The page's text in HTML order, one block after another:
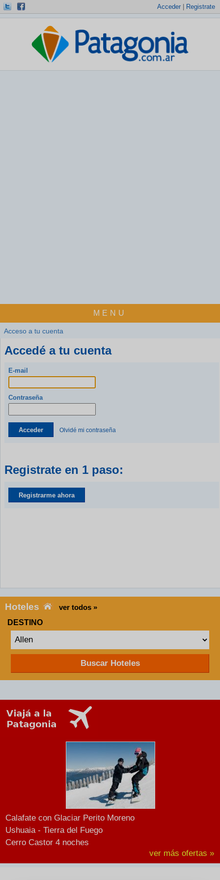
Acceder Registrate
MENU
Acceso a tu cuenta
Accedé a tu cuenta
E-mail
Contraseña
Acceder Olvidé mi contraseña
Registrate en 1 paso:
Registrarme ahora
Hoteles
ver todos »
DESTINO
Buscar Hoteles
Calafate con Glaciar Perito Moreno
Ushuaia - Tierra del Fuego
Cerro Castor 4 noches
ver más ofertas »